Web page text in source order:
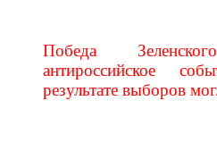
Победа
антироссийское
результате выборов